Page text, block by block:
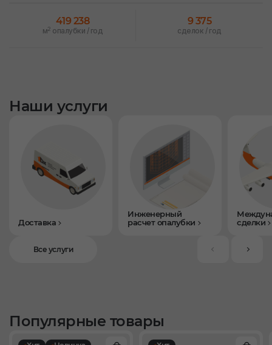
419 238
м2 опалубки / год
9 375
сделок / год
Наши услуги
Все услуги
Доставка
Инженерный
расчет опалубки
сделки
Популярные товары